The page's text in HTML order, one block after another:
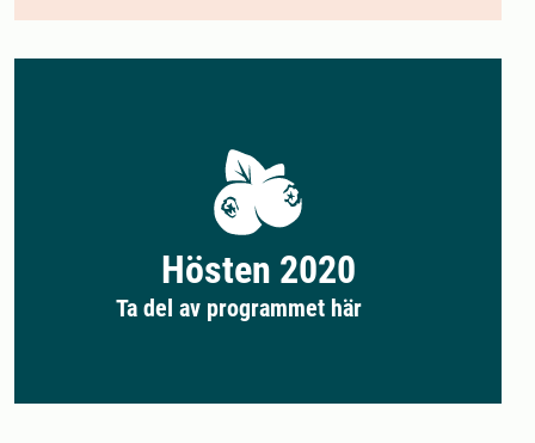
Hösten 2020
Ta del av programmet här